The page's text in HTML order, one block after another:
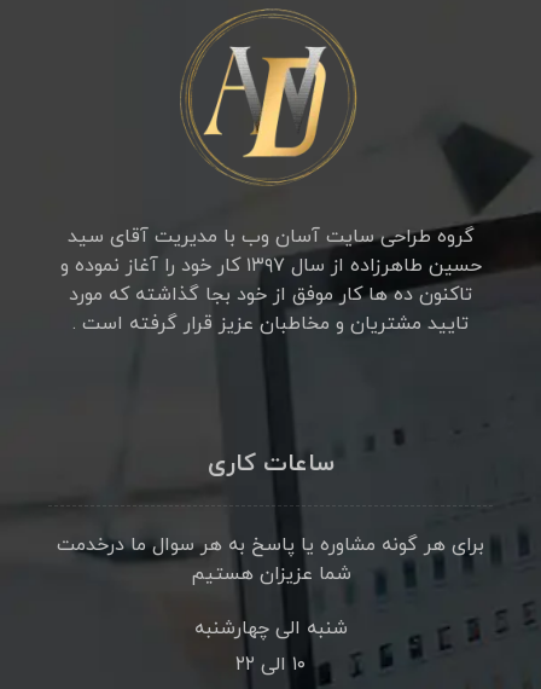
گروه طراحی سایت آسان وب با مدیریت آقای سید
حسین طاهرزاده از سال ۱۳۹۷ کار خود را آغاز نموده و
تاکنون ده ها کار موفق از خود بجا گذاشته که مورد
تایید مشتریان و مخاطبان عزیز قرار گرفته است .
ساعات کاری
برای هر گونه مشاوره یا پاسخ به هر سوال ما درخدمت
شما عزیزان هستیم
شنبه الی چهارشنبه
۱۰ الی ۲۲